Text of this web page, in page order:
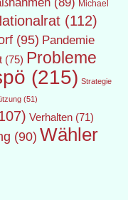
Michael
(112)
(95) Pandemie
(75) Probleme
(215) Strategie
(51)
Verhalten (71)
(90) Wähler